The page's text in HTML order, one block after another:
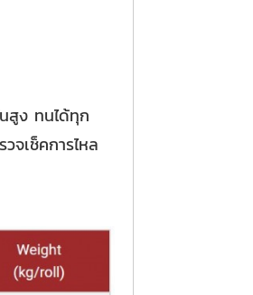
สูง ทนได้ทุก
จเช็คการไหล